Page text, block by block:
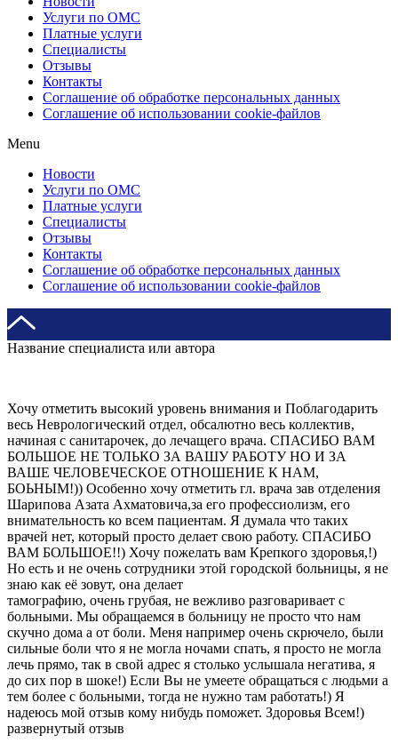
Услуги по ОМС
Платные услуги
Специалисты
Отзывы
Контакты
Соглашение об обработке персональных данных
Соглашение об использовании cookie-файлов
Menu
Новости
Услуги по ОМС
Платные услуги
Специалисты
Отзывы
Контакты
Соглашение об обработке персональных данных
Соглашение об использовании cookie-файлов
Название специалиста или автора
Хочу отметить высокий уровень внимания и Поблагодарить
весь Неврологический отдел, обсалютно весь коллектив,
начиная с санитарочек, до лечащего врача. СПАСИБО ВАМ
БОЛЬШОЕ НЕ ТОЛЬКО ЗА ВАШУ РАБОТУ НО И ЗА
ВАШЕ ЧЕЛОВЕЧЕСКОЕ ОТНОШЕНИЕ К НАМ,
БОЬНЫМ!)) Особенно хочу отметить гл. врача зав отделения
Шарипова Азата Ахматовича,за его профессиолизм, его
внимательность ко всем пациентам. Я думала что таких
врачей нет, который просто делает свою работу. СПАСИБО
ВАМ БОЛЬШОЕ!!) Хочу пожелать вам Крепкого здоровья,!)
Но есть и не очень сотрудники этой городской больницы, я не
знаю как её зовут, она делает
тамографию, очень грубая, не вежливо разговаривает с
больными. Мы обращаемся в больницу не просто что нам
скучно дома а от боли. Меня например очень скрючело, были
сильные боли что я не могла ночами спать, я просто не могла
лечь прямо, так в свой адрес я столько услышала негатива, я
до сих пор в шоке!) Если Вы не умеете обращаться с людьми а
тем более с больными, тогда не нужно там работать!) Я
надеюсь мой отзыв кому нибудь поможет. Здоровья Всем!)
развернутый отзыв